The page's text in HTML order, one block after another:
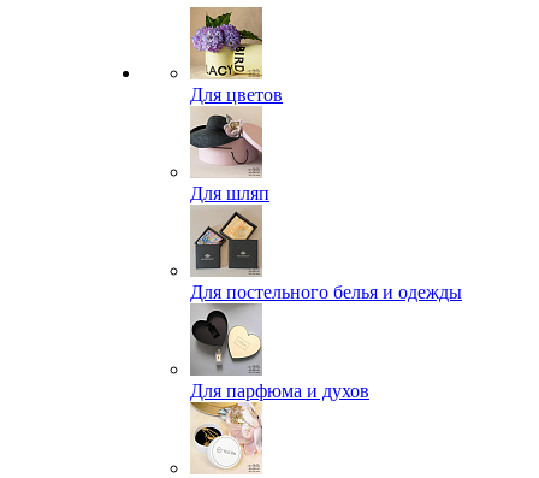
Для цветов
Для шляп
Для постельного белья и одежды
Для парфюма и духов